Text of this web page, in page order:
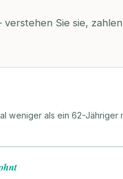
Sie sie,
weniger als ein 62-Jähriger